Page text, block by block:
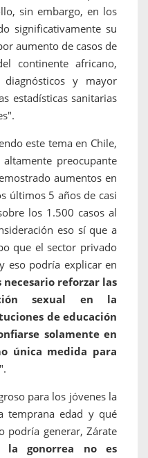
sin embargo, en los
significativamente su
aumento de casos de
continente africano,
y mayor
estadísticas sanitarias
este tema en Chile,
preocupante
aumentos en
últimos 5 años de casi
los 1.500 casos al
eso sí que a
que el sector privado
eso podría explicar en
necesario reforzar las
sexual en la
de educación
solamente en
única medida para
".
para los jóvenes la
temprana edad y qué
podría generar, Zárate
la gonorrea no es